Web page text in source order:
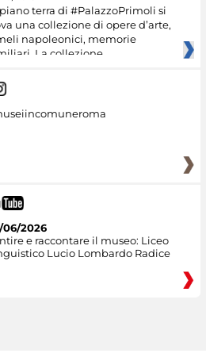
terra di #PalazzoPrimoli si
una collezione di opere d’arte,
napoleonici, memorie
La collezione
06/2026
e raccontare il museo: Liceo
Lucio Lombardo Radice